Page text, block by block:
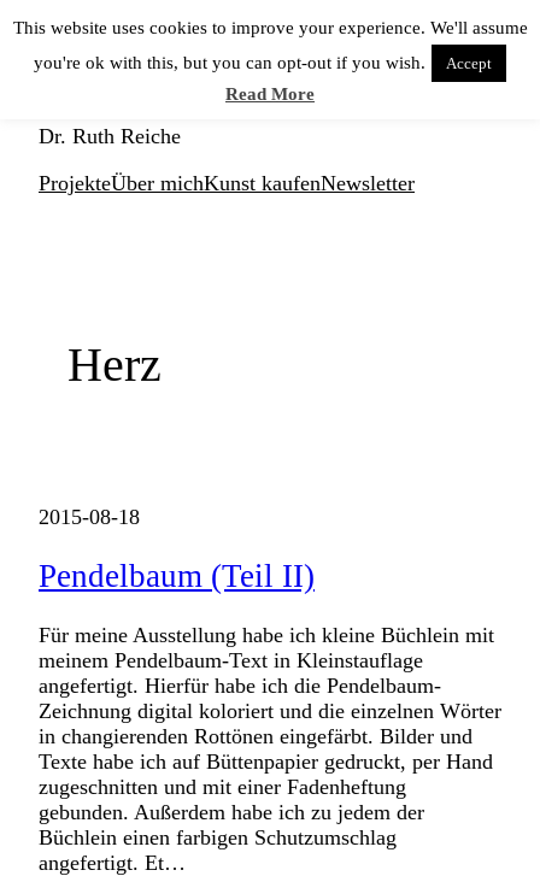
Zum
springen
KUNSTNERD
Dr. Ruth Reiche
ProjekteÜber michKunst kaufenNewsletter
Herz
2015-08-18
Pendelbaum (Teil II)
Für meine Ausstellung habe ich kleine Büchlein mit
meinem Pendelbaum-Text in Kleinstauflage
angefertigt. Hierfür habe ich die Pendelbaum-
Zeichnung digital koloriert und die einzelnen Wörter
in changierenden Rottönen eingefärbt. Bilder und
Texte habe ich auf Büttenpapier gedruckt, per Hand
zugeschnitten und mit einer Fadenheftung
gebunden. Außerdem habe ich zu jedem der
Büchlein einen farbigen Schutzumschlag
angefertigt. Et…
This website uses cookies to improve your experience. We'll assume
you're ok with this, but you can opt-out if you wish.
Accept
Read More